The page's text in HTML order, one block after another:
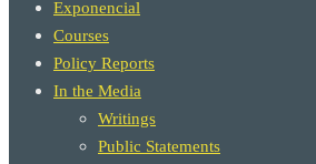
Exponencial
Courses
Policy Reports
In the Media
Writings
Public Statements